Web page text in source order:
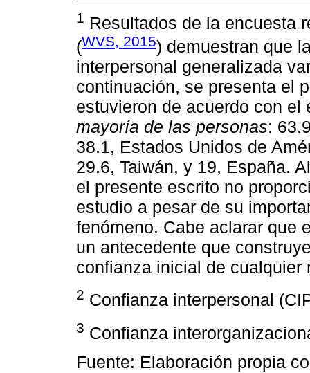
1 Resultados de la encuesta
(WVS, 2015) demuestran que
interpersonal generalizada
continuación, se presenta el
estuvieron de acuerdo con
mayoría de las personas:
38.1, Estados Unidos de
29.6, Taiwán, y 19, España.
el presente escrito no
estudio a pesar de su
fenómeno. Cabe aclarar que
un antecedente que
confianza inicial de cualquier
2 Confianza interpersonal
3 Confianza
Fuente: Elaboración propia